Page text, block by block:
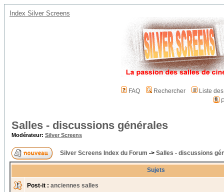
Index Silver Screens
FAQ Rechercher
Liste
Salles - discussions générales
Modérateur: Silver Screens
Silver Screens Index du Forum -> Salles - discussions
Sujets
Post-it : anciennes salles